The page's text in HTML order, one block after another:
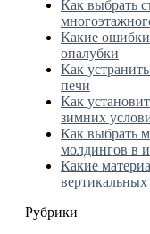
Как выбрать
Какие ошибки
опалубки
Как
печи
Как
зимних
Как выбрать
молдингов в
Какие
вертикальных
Рубрики